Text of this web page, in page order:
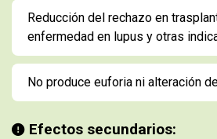
Reducción del rechazo en
enfermedad en lupus y otras
No produce euforia ni alteración
Efectos secundarios: